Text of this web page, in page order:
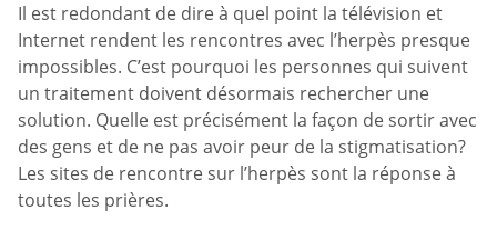
Il est redondant de dire à quel point la télévision et
Internet rendent les rencontres avec l’herpès presque
impossibles. C’est pourquoi les personnes qui suivent
un traitement doivent désormais rechercher une
solution. Quelle est précisément la façon de sortir avec
des gens et de ne pas avoir peur de la stigmatisation?
Les sites de rencontre sur l’herpès sont la réponse à
toutes les prières.